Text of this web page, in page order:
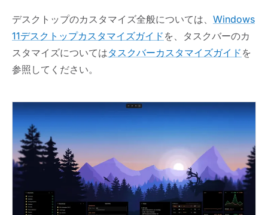
デスクトップのカスタマイズ全般については、 Windows
11デスクトップカスタマイズガイド を、タスクバーのカ
スタマイズについてはタスクバーカスタマイズガイド を
参照してください。